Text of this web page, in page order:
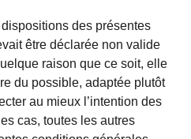
dispositions des présentes
être déclarée non valide
raison que ce soit, elle
du possible, adaptée plutôt
au mieux l’intention des
cas, toutes les autres